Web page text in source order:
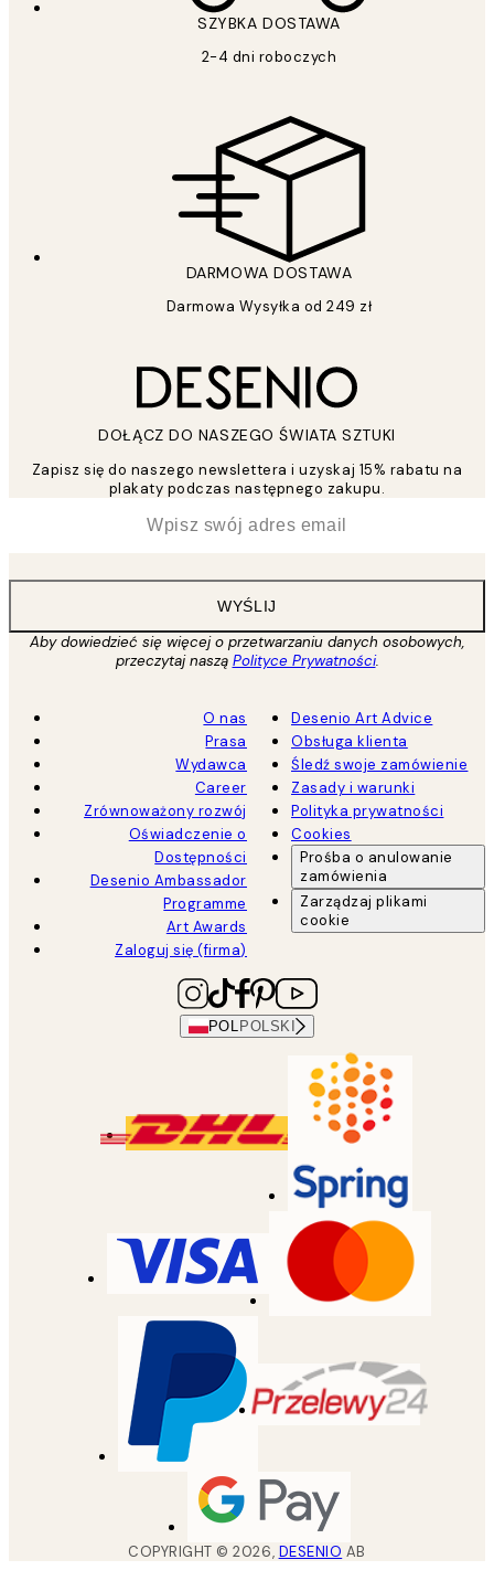
SZYBKA DOSTAWA
2-4 dni roboczych
DARMOWA DOSTAWA
Darmowa Wysyłka od 249 zł
DOŁĄCZ DO NASZEGO ŚWIATA SZTUKI
Zapisz się do naszego newslettera i uzyskaj 15% rabatu na
plakaty podczas następnego zakupu.
WYŚLIJ
Aby dowiedzieć się więcej o przetwarzaniu danych osobowych,
przeczytaj naszą Polityce Prywatności.
O nas
Prasa
Wydawca
Career
Zrównoważony rozwój
Oświadczenie o
Dostępności
Desenio Ambassador
Programme
Art Awards
Zaloguj się (firma)
Desenio Art Advice
Obsługa klienta
Śledź swoje zamówienie
Zasady i warunki
Polityka prywatności
Cookies
Prośba o anulowanie
zamówienia
Zarządzaj plikami
cookie
POL POLSKI
COPYRIGHT ©2026, DESENIO AB